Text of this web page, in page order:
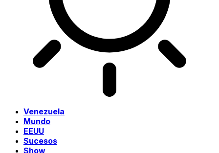
Venezuela
Mundo
EEUU
Sucesos
Show